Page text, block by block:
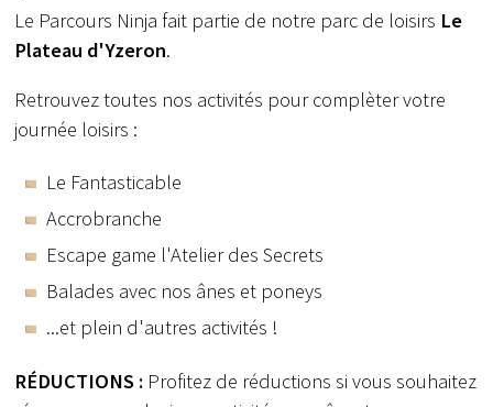
Le Parcours Ninja fait partie de notre parc de loisirs Le
Plateau d'Yzeron.
Retrouvez toutes nos activités pour complèter votre
journée loisirs :
Le Fantasticable
Accrobranche
Escape game l'Atelier des Secrets
Balades avec nos ânes et poneys
...et plein d'autres activités !
RÉDUCTIONS : Profitez de réductions si vous souhaitez